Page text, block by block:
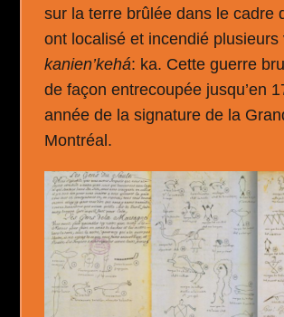
sur la terre brûlée dans le cadre
ont localisé et incendié plusieurs
kanien’kehá: ka. Cette guerre
de façon entrecoupée jusqu’en
année de la signature de la
Montréal.